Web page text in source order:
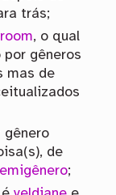
trás;
, o qual
gêneros
mas de
gênero
de
;